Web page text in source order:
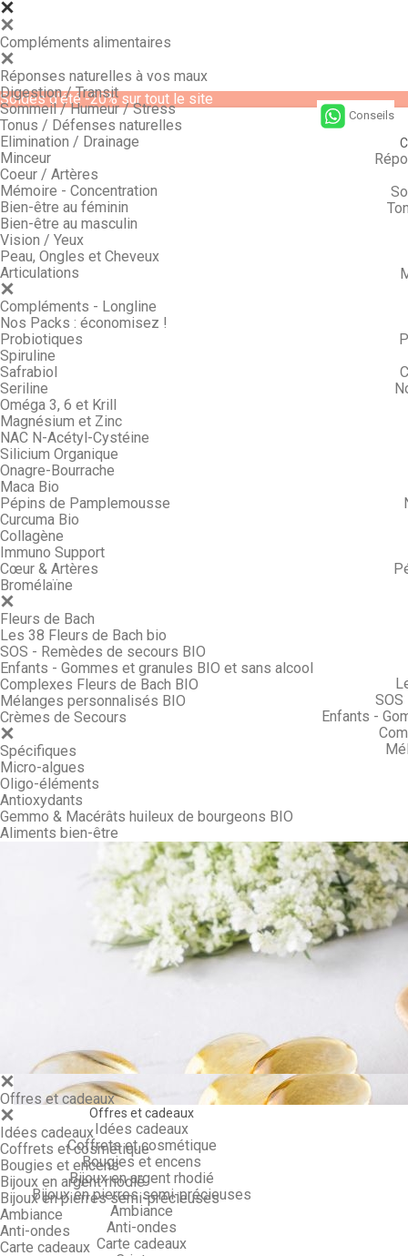
Soldes d'été -20% sur tout le site
Compléments alimentaires
Réponses naturelles à vos maux
Digestion / Transit
Sommeil / Humeur / Stress
Tonus / Défenses naturelles
Elimination / Drainage
Minceur
Coeur / Artères
Mémoire - Concentration
Bien-être au féminin
Bien-être au masculin
Vision / Yeux
Peau, Ongles et Cheveux
Articulations
Compléments - Longline
Nos Packs : économisez !
Probiotiques
Spiruline
Safrabiol
Seriline
Oméga 3, 6 et Krill
Magnésium et Zinc
NAC N-Acétyl-Cystéine
Silicium Organique
Onagre-Bourrache
Maca Bio
Pépins de Pamplemousse
Curcuma Bio
Collagène
Immuno Support
Cœur & Artères
Bromélaïne
Fleurs de Bach
Les 38 Fleurs de Bach bio
SOS - Remèdes de secours BIO
Enfants - Gommes et granules BIO et sans alcool
Complexes Fleurs de Bach BIO
Mélanges personnalisés BIO
Crèmes de Secours
Spécifiques
Micro-algues
Oligo-éléments
Antioxydants
Gemmo & Macérâts huileux de bourgeons BIO
Aliments bien-être
Offres et cadeaux
Idées cadeaux
Coffrets et cosmétique
Bougies et encens
Bijoux en argent rhodié
Bijoux en pierres semi-précieuses
Ambiance
Anti-ondes
Carte cadeaux
Enfants -
Gemmo &
Offres et cadeaux
Idées cadeaux
Coffrets et cosmétique
Bougies et encens
Bijoux en argent rhodié
Bijoux en pierres semi-précieuses
Ambiance
Anti-ondes
Carte cadeaux
Conseils